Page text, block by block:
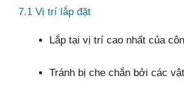
7.1 Vị trí lắp đặt
Lắp tại vị trí cao nhất của
Tránh bị che chắn bởi các